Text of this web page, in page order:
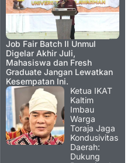
Job Fair Batch II Unmul
Digelar Akhir Juli,
Mahasiswa dan Fresh
Graduate Jangan Lewatkan
Kesempatan Ini.
Ketua IKAT
Kaltim
Imbau
Warga
Toraja Jaga
Kondusivitas
Daerah:
Dukung